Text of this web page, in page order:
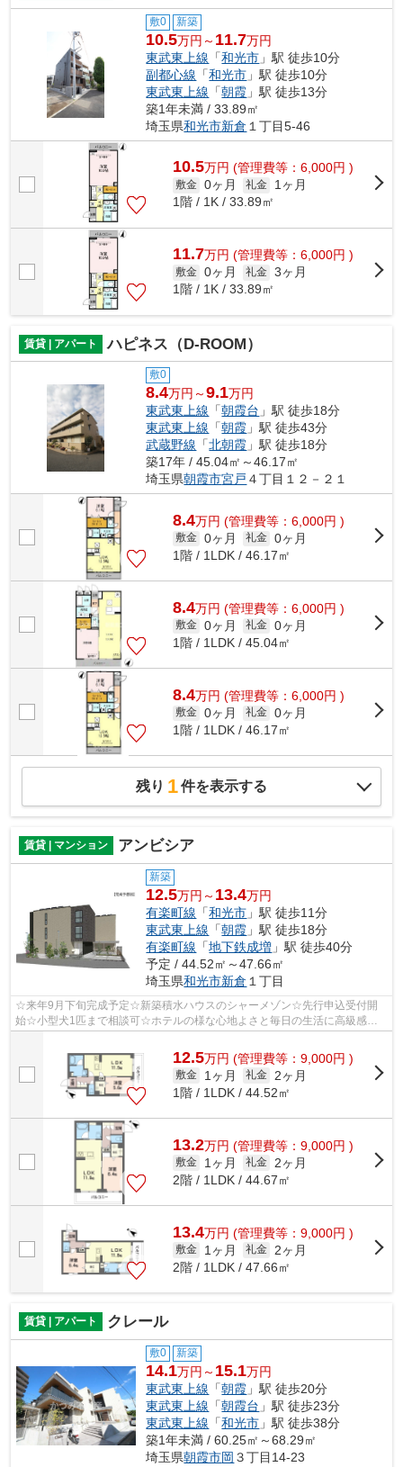
敷0 新築
10.5万円～ 11.7万円
東武東上線 「和光市 」駅 徒歩10分
副都心線 「和光市 」駅 徒歩10分
東武東上線 「朝霞 」駅 徒歩13分
築1年未満 / 33.89㎡
埼玉県和光市新倉 １丁目5-46
10.5万円 (管理費等：6,000円 )
敷金 0ヶ月 礼金
1ヶ月
1階 / 1K / 33.89㎡
11.7万円 (管理費等：6,000円 )
敷金 0ヶ月 礼金 3ヶ月
1階 / 1K / 33.89㎡
賃貸 | アパート ハピネス（D-ROOM）
敷0
8.4万円～9.1万円
東武東上線 「朝霞台 」駅 徒歩18分
東武東上線 「朝霞 」駅 徒歩43分
武蔵野線 「北朝霞 」駅 徒歩18分
築17年 / 45.04㎡～46.17㎡
埼玉県朝霞市宮戸 ４丁目１２－２１
8.4万円 (管理費等：6,000円 )
敷金 0ヶ月 礼金 0ヶ月
1階 / 1LDK / 46.17㎡
8.4万円 (管理費等：6,000円 )
敷金 0ヶ月 礼金 0ヶ月
1階 / 1LDK / 45.04㎡
8.4万円 (管理費等：6,000円 )
敷金 0ヶ月 礼金 0ヶ月
1階 / 1LDK / 46.17㎡
残り 1件を表示する
賃貸 | マンション アンビシア
新築
12.5万円～ 13.4万円
有楽町線 「和光市 」駅 徒歩11分
東武東上線 「朝霞 」駅 徒歩18分
有楽町線 「地下鉄成増 」駅 徒歩40分
予定 / 44.52㎡～47.66㎡
埼玉県和光市新倉 １丁目
☆来年9月下旬完成予定☆新築積水ハウスのシャーメゾン☆先行申込受付開
始☆小型犬1匹まで相談可☆ホテルの様な心地よさと毎日の生活に高級感溢
12.5万円 (管理費等：9,000円 )
敷金 1ヶ月 礼金
2ヶ月
1階 / 1LDK / 44.52㎡
13.2万円 (管理費等：9,000円 )
敷金 1ヶ月 礼金
2ヶ月
2階 / 1LDK / 44.67㎡
13.4万円 (管理費等：9,000円 )
敷金 1ヶ月 礼金
2ヶ月
2階 / 1LDK / 47.66㎡
賃貸 | アパート クレール
敷0 新築
14.1万円～ 15.1万円
東武東上線 「朝霞 」駅 徒歩20分
東武東上線 「朝霞台 」駅 徒歩23分
東武東上線 「和光市 」駅 徒歩38分
築1年未満 / 60.25㎡～68.29㎡
埼玉県朝霞市岡 ３丁目14-23